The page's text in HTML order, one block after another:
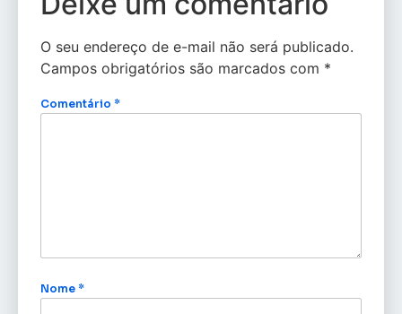
O seu endereço de e-mail não será publicado.
Campos obrigatórios são marcados com *
Comentário *
Nome *